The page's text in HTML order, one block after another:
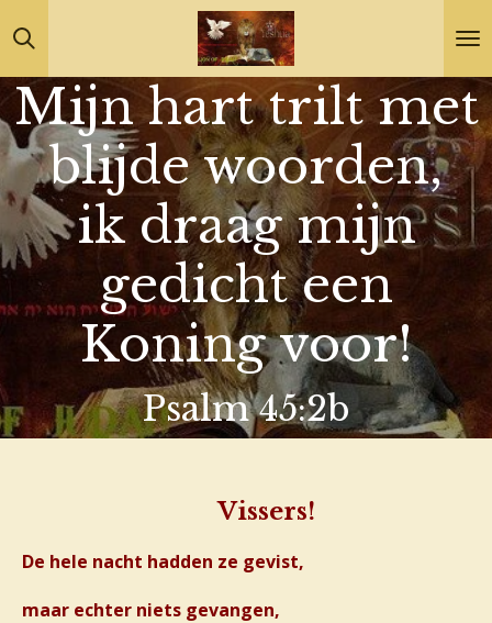
Ga
direct
naar
de
hoofdinhoud
Mijn hart trilt met
blijde woorden,
ik draag mijn
gedicht een
Koning voor!
Psalm 45:2b
Vissers!
De hele nacht hadden ze gevist,
maar echter niets gevangen,